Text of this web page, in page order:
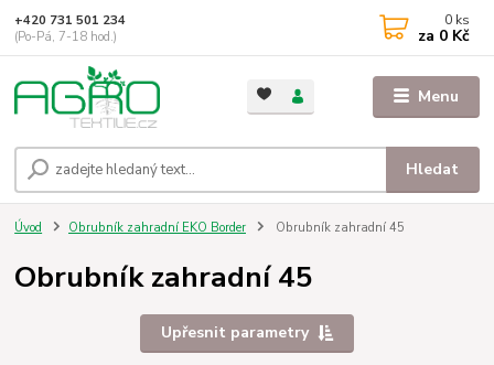
Menu
Hledat
+420 731 501 234
(Po-Pá, 7-18 hod.)
0 ks
za 0 Kč
Úvod Obrubník zahradní EKO Border Obrubník zahradní 45
Obrubník zahradní 45
Upřesnit parametry